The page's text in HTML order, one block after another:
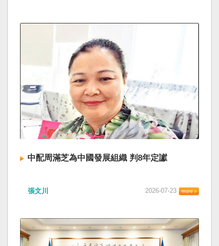
中配周滿芝為中國發展組織 判8年定讞
張文川 2026-07-23